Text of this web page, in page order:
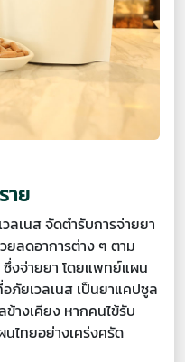
าย
เนส จัดตำรับการจ่ายยา
ยลดอาการต่าง ๆ ตาม
งจ่ายยา โดยแพทย์แผน
ภัยเวลเนส เป็นยาแคปซูล
างเคียง หากคนไข้รับ
ไทยอย่างเคร่งครัด